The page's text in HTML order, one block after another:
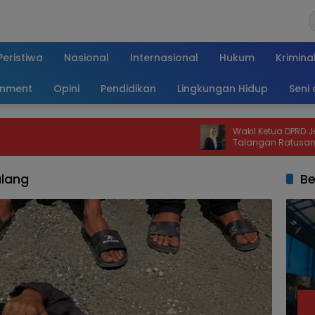
Nasional Internasional Hukum Kriminal
Opini Pendidikan Lingkungan Hidup Seni
Wakil Ketua DPRD Jember Dukung
Talangan Ratusan Miliar Demi
Percepatan Pembangunan dan